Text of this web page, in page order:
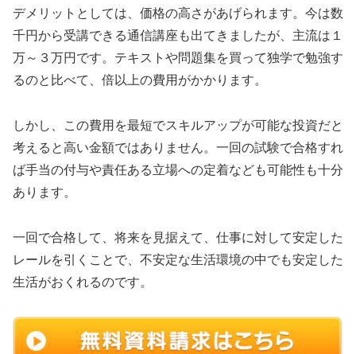
デメリットとしては、価格の高さがあげられます。今は数
千円から受講できる通信講座も出てきましたが、主流は１
万～３万円です。テキストや問題集を買って独学で勉強す
るのと比べて、倍以上の費用がかかります。
しかし、この費用を最短でスキルアップが可能な投資だと
考えると高い金額ではありません。一回の試験で合格すれ
ば手当の付与や責任ある立場への定着なども可能性も十分
あります。
一回で合格して、将来を見据えて、仕事に対して安定した
レールを引くことで、不安定な生活環境の中でも安定した
生活がおくれるのです。